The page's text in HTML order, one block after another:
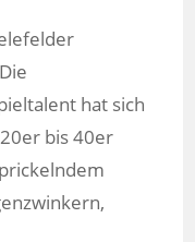
hat sich
bis 40er